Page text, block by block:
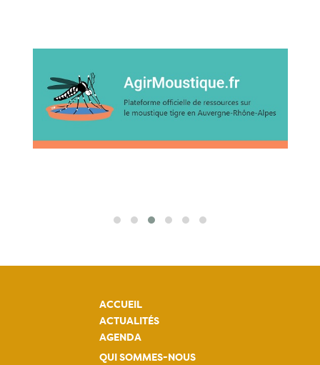
ACCUEIL
ACTUALITÉS
AGENDA
QUI SOMMES-NOUS